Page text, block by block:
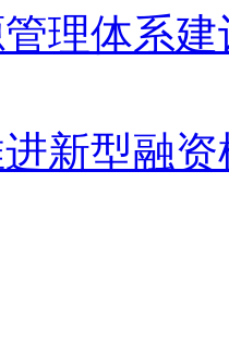
理体系
新型融